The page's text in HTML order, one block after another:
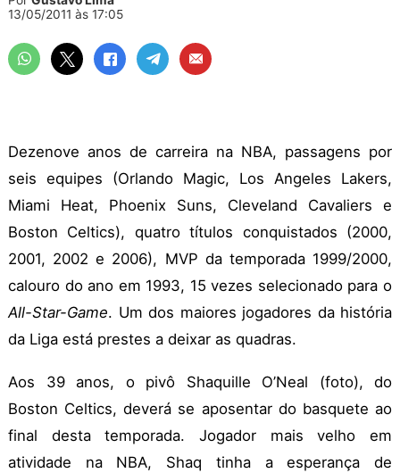
13/05/2011 às 17:05
Dezenove anos de carreira na NBA, passagens por
seis equipes (Orlando Magic, Los Angeles Lakers,
Miami Heat, Phoenix Suns, Cleveland Cavaliers e
Boston Celtics), quatro títulos conquistados (2000,
2001, 2002 e 2006), MVP da temporada 1999/2000,
calouro do ano em 1993, 15 vezes selecionado para o
All-Star-Game. Um dos maiores jogadores da história
da Liga está prestes a deixar as quadras.
Aos 39 anos, o pivô Shaquille O’Neal (foto), do
Boston Celtics, deverá se aposentar do basquete ao
final desta temporada. Jogador mais velho em
atividade na NBA, Shaq tinha a esperança de